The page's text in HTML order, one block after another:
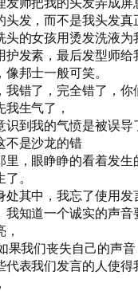
头发，而不是我头发真
头的女孩用烫发洗液为
护发素，最后发型师给
邦士一般可笑。
我错了，完全错了，你
生气了，
识到我的气愤是被误导
不是沙龙的错
里，眼睁睁的看着发生
。
处其中，我忘了使用发
我知道一个诚实的声音
果我们丧失自己的声
代表我们发言的人使得